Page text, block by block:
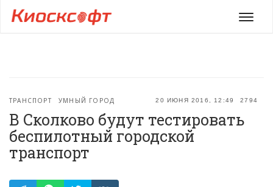
Меню
20 ИЮНЯ 2016, 12:49 2794
ТРАНСПОРТ УМНЫЙ ГОРОД
В Сколково будут тестировать
беспилотный городской
транспорт